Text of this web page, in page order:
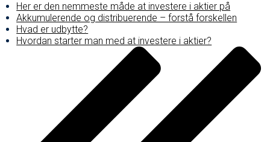
Her er den nemmeste måde at investere i aktier på
Akkumulerende og distribuerende – forstå forskellen
Hvad er udbytte?
Hvordan starter man med at investere i aktier?